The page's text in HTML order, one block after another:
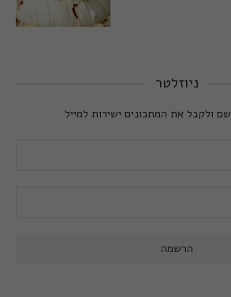
ניוזלטר
ולקבל את המתכונים ישירות למייל